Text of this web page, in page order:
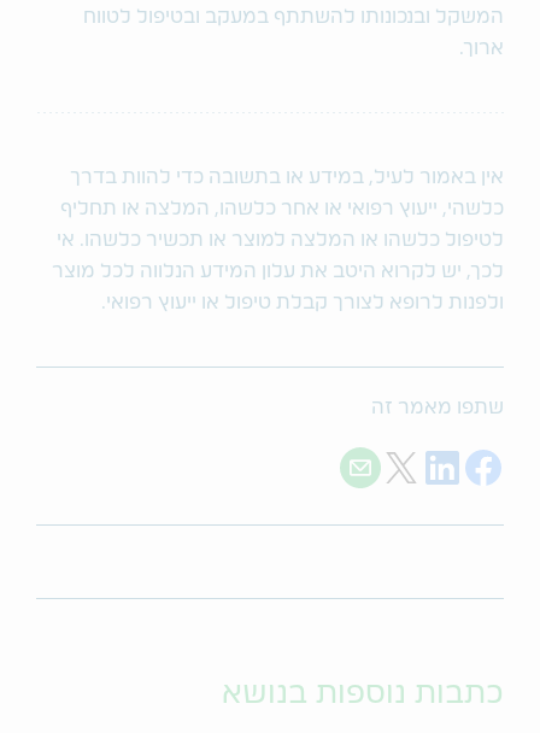
המשקל ובנכונותו להשתתף במעקב ובטיפול לטווח
ארוך.
אין באמור לעיל, במידע או בתשובה כדי להוות בדרך
כלשהי, ייעוץ רפואי או אחר כלשהו, המלצה או תחליף
לטיפול כלשהו או המלצה למוצר או תכשיר כלשהו. אי
לכך, יש לקרוא היטב את עלון המידע הנלווה לכל מוצר
ולפנות לרופא לצורך קבלת טיפול או ייעוץ רפואי.
שתפו מאמר זה
Share on Facebook
Share on LinkedIn
Share on Twitter
Share with E-mail
כתבות נוספות בנושא